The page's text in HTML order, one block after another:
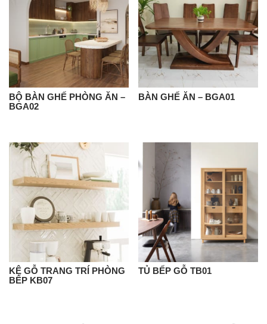
BỘ BÀN GHẾ PHÒNG ĂN –
BGA02
BÀN GHẾ ĂN – BGA01
KỆ GỖ TRANG TRÍ PHÒNG
BẾP KB07
TỦ BẾP GỖ TB01